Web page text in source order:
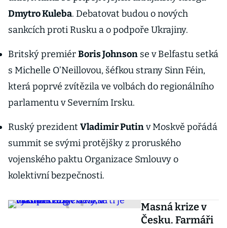
Dmytro Kuleba. Debatovat budou o nových
sankcích proti Rusku a o podpoře Ukrajiny.
Britský premiérBoris Johnson se v Belfastu setká
s Michelle O’Neillovou, šéfkou strany Sinn Féin,
která poprvé zvítězila ve volbách do regionálního
parlamentu v Severním Irsku.
Ruský prezident Vladimir Putinv Moskvě pořádá
summit se svými protějšky z proruského
vojenského paktu Organizace Smlouvy o
kolektivní bezpečnosti.
Masná krize v
Česku. Farmáři